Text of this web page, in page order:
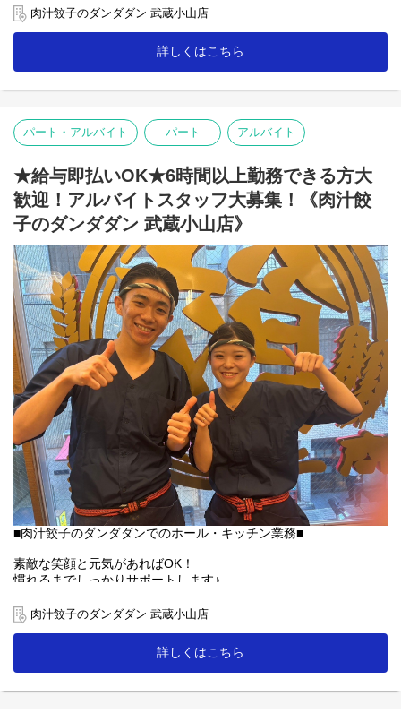
【ホール】
「何もつけないで食べられるようになっていますので、
「肉汁焼餃子」を提供する時は、こんな説明を！
お客様との距離、めっちゃ近いので接客を楽しんで下さいね♪
未経験者の方にも無理なくスタートできる簡単な調理がメイン！
人気の「肉汁焼餃子」も上手に焼ける様に！
「肉汁餃子のダンダダン」では、
スタッフみんなが下の名前で呼び合います!
フランクで楽しい環境が1番の魅力です♪
肉汁餃子のダンダダン 武蔵小山店
詳しくはこちら
パート・アルバイト パート アルバイト
★給与即払いOK★6時間以上勤務できる方大
歓迎！アルバイトスタッフ大募集！《肉汁餃
子のダンダダン 武蔵小山店》
■肉汁餃子のダンダダンでのホール・キッチン業務■
素敵な笑顔と元気があればOK！
慣れるまでしっかりサポートします♪
【ホール】
「何もつけないで食べられるようになっていますので、
「肉汁焼餃子」を提供する時は、こんな説明を！
お客様との距離、めっちゃ近いので接客を楽しんで下さいね♪
肉汁餃子のダンダダン 武蔵小山店
詳しくはこちら